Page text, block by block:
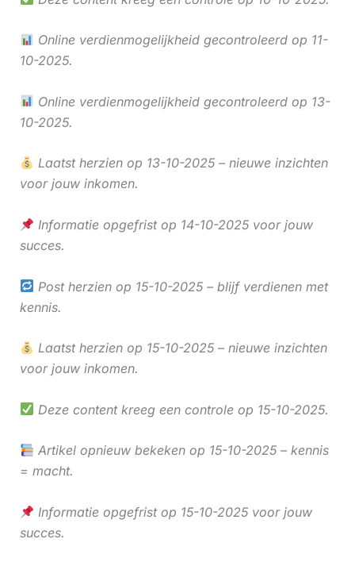
Online verdienmogelijkheid gecontroleerd op 11-
10-2025.
Online verdienmogelijkheid gecontroleerd op 13-
10-2025.
Laatst herzien op 13-10-2025 – nieuwe inzichten
voor jouw inkomen.
Informatie opgefrist op 14-10-2025 voor jouw
succes.
Post herzien op 15-10-2025 – blijf verdienen met
kennis.
Laatst herzien op 15-10-2025 – nieuwe inzichten
voor jouw inkomen.
Deze content kreeg een controle op 15-10-2025.
Artikel opnieuw bekeken op 15-10-2025 – kennis
= macht.
Informatie opgefrist op 15-10-2025 voor jouw
succes.